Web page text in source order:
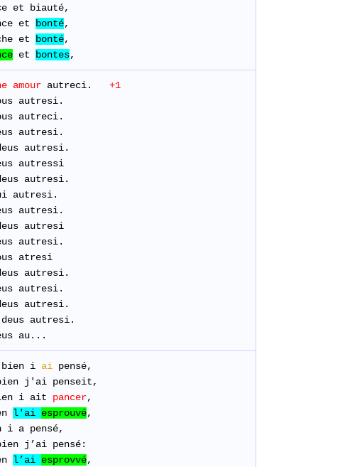
et biauté,
et bonté,
et bonté,
et bontes,
amour autreci. +1
autresi.
autreci.
autresi.
autresi.
autressi
autresi.
autresi.
autresi.
autresi
autresi.
atresi
autresi.
autresi.
autresi.
autresi.
au...
bien i ai pensé,
j'ai penseit,
i ait pancer,
l'ai esprouvé,
i a pensé,
j’ai pensé:
l’ai esprovvé,